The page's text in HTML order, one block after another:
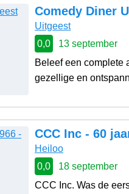
Comedy Diner
Uitgeest
0,0
13 september
Beleef een complete
gezellige en
CCC Inc - 60
Heiloo
0,0
18 september
CCC Inc. Was de